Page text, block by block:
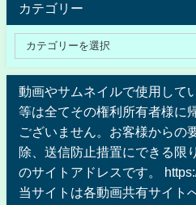
カテゴリー
動画やサムネイルで使用して
等は全てその権利所有者様に
ございません。お客様からの
除、送信防止措置にできる限
のサイトアドレスです。
当サイトは各動画共有サイト